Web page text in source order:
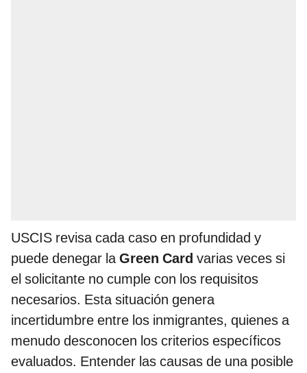
USCIS revisa cada caso en profundidad y
puede denegar laGreen Card varias veces si
el solicitante no cumple con los requisitos
necesarios. Esta situación genera
incertidumbre entre los inmigrantes, quienes a
menudo desconocen los criterios específicos
evaluados. Entender las causas de una posible